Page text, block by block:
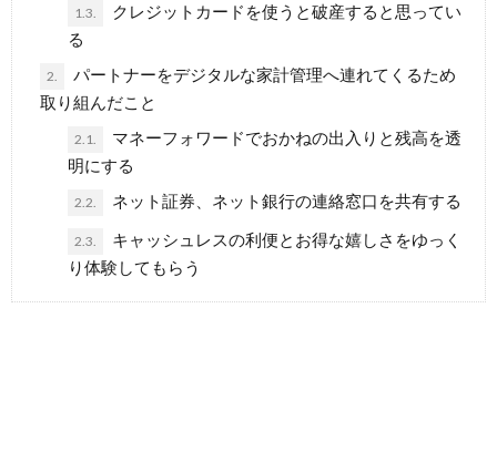
1.3.
クレジットカードを使うと破産すると思ってい
る
2.
パートナーをデジタルな家計管理へ連れてくるため
取り組んだこと
2.1.
マネーフォワードでおかねの出入りと残高を透
明にする
2.2. ネット証券、ネット銀行の連絡窓口を共有する
2.3.
キャッシュレスの利便とお得な嬉しさをゆっく
り体験してもらう